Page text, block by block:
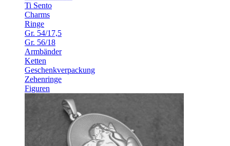
Ti Sento
Charms
Ringe
Gr. 54/17,5
Gr. 56/18
Armbänder
Ketten
Geschenkverpackung
Zehenringe
Figuren